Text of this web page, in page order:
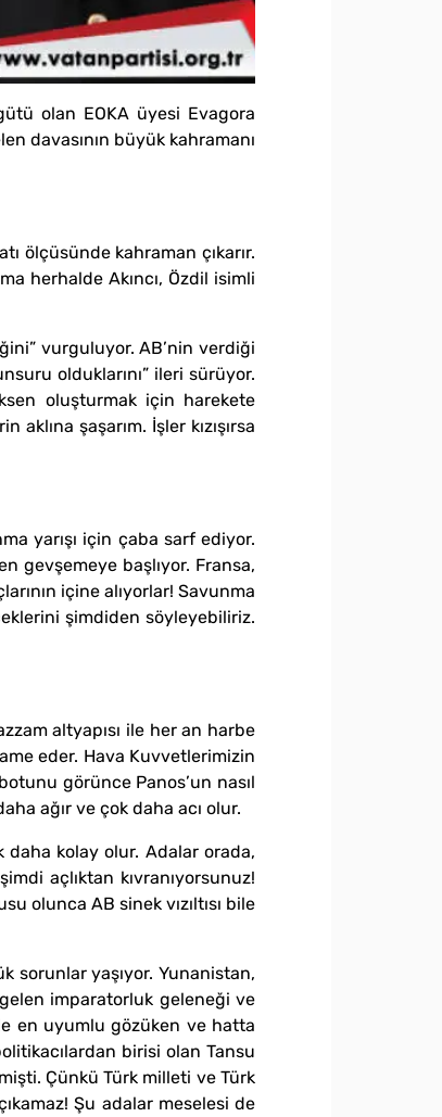
olan EOKA üyesi Evagora
davasının büyük kahramanı
ölçüsünde kahraman çıkarır.
herhalde Akıncı, Özdil isimli
vurguluyor. AB’nin verdiği
olduklarını” ileri sürüyor.
oluşturmak için harekete
şaşarım. İşler kızışırsa
yarışı için çaba sarf ediyor.
gevşemeye başlıyor. Fransa,
içine alıyorlar! Savunma
şimdiden söyleyebiliriz.
altyapısı ile her an harbe
eder. Hava Kuvvetlerimizin
görünce Panos’un nasıl
ağır ve çok daha acı olur.
daha kolay olur. Adalar orada,
açlıktan kıvranıyorsunuz!
olunca AB sinek vızıltısı bile
sorunlar yaşıyor. Yunanistan,
imparatorluk geleneği ve
en uyumlu gözüken ve hatta
birisi olan Tansu
Çünkü Türk milleti ve Türk
Şu adalar meselesi de